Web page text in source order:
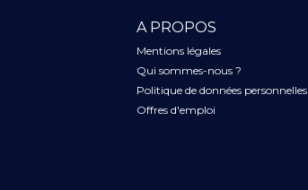
A PROPOS
Mentions légales
Qui sommes-nous ?
Politique de données personnelles
Offres d'emploi